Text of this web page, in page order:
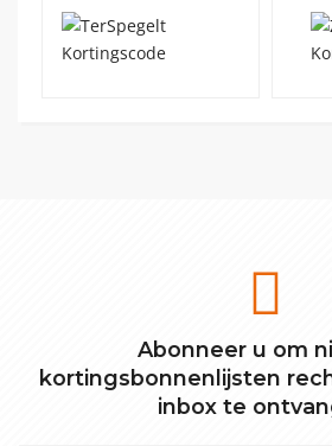
Abonneer u om
kortingsbonnenlijsten
inbox te